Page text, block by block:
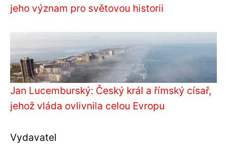
jeho význam pro světovou historii
Jan Lucemburský: Český král a římský císař,
jehož vláda ovlivnila celou Evropu
Vydavatel